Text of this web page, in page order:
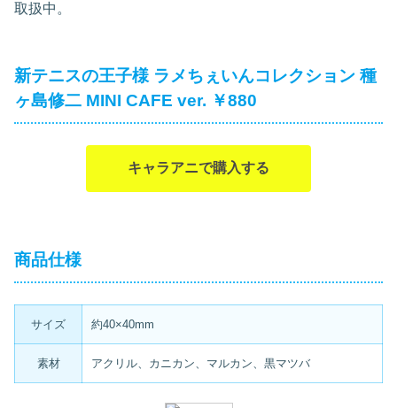
取扱中。
新テニスの王子様 ラメちぇいんコレクション 種
ヶ島修二 MINI CAFE ver. ￥880
キャラアニで購入する
商品仕様
サイズ 約40×40mm
素材 アクリル、カニカン、マルカン、黒マツバ